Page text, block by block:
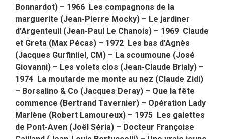
Bonnardot) – 1966 Les compagnons de la
marguerite (Jean-Pierre Mocky) – Le jardiner
d’Argenteuil (Jean-Paul Le Chanois) – 1969 Claude
et Greta (Max Pécas) – 1972 Les bas d’Agnès
(Jacques Gurfinliel, CM) – La scoumoune (José
Giovanni) – Les volets clos (Jean-Claude Brialy) –
1974 La moutarde me monte au nez (Claude Zidi)
– Borsalino & Co (Jacques Deray) – Que la fête
commence (Bertrand Tavernier) – Opération Lady
Marlène (Robert Lamoureux) – 1975 Les galettes
de Pont-Aven (Joël Séria) – Docteur Françoise